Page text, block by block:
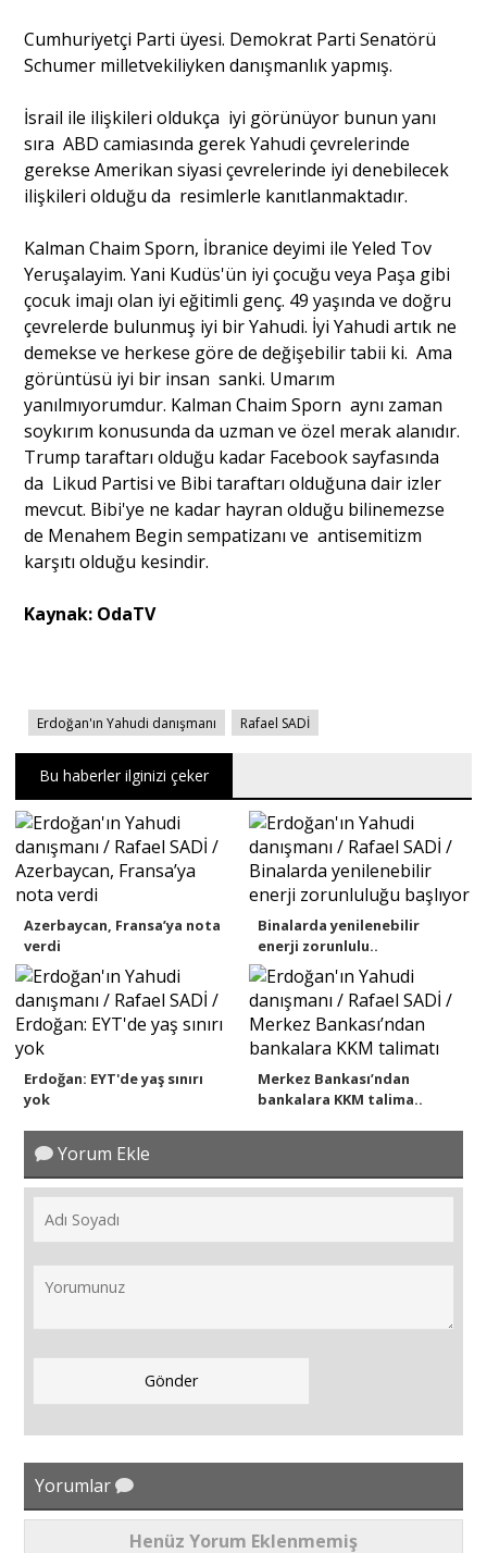
Cumhuriyetçi Parti üyesi. Demokrat Parti Senatörü
Schumer milletvekiliyken danışmanlık yapmış.
İsrail ile ilişkileri oldukça iyi görünüyor bunun yanı
sıra ABD camiasında gerek Yahudi çevrelerinde
gerekse Amerikan siyasi çevrelerinde iyi denebilecek
ilişkileri olduğu da resimlerle kanıtlanmaktadır.
Kalman Chaim Sporn, İbranice deyimi ile Yeled Tov
Yeruşalayim. Yani Kudüs'ün iyi çocuğu veya Paşa gibi
çocuk imajı olan iyi eğitimli genç. 49 yaşında ve doğru
çevrelerde bulunmuş iyi bir Yahudi. İyi Yahudi artık ne
demekse ve herkese göre de değişebilir tabii ki. Ama
görüntüsü iyi bir insan sanki. Umarım
yanılmıyorumdur. Kalman Chaim Sporn aynı zaman
soykırım konusunda da uzman ve özel merak alanıdır.
Trump taraftarı olduğu kadar Facebook sayfasında
da Likud Partisi ve Bibi taraftarı olduğuna dair izler
mevcut. Bibi'ye ne kadar hayran olduğu bilinemezse
de Menahem Begin sempatizanı ve antisemitizm
karşıtı olduğu kesindir.
Kaynak: OdaTV
Erdoğan'ın Yahudi danışmanı Rafael SADİ
Bu haberler ilginizi çeker
Azerbaycan, Fransa’ya nota
verdi
Binalarda yenilenebilir
enerji zorunlulu..
Erdoğan: EYT'de yaş sınırı
yok
Merkez Bankası’ndan
bankalara KKM talima..
Yorum Ekle
Yorumlar
Henüz Yorum Eklenmemiş